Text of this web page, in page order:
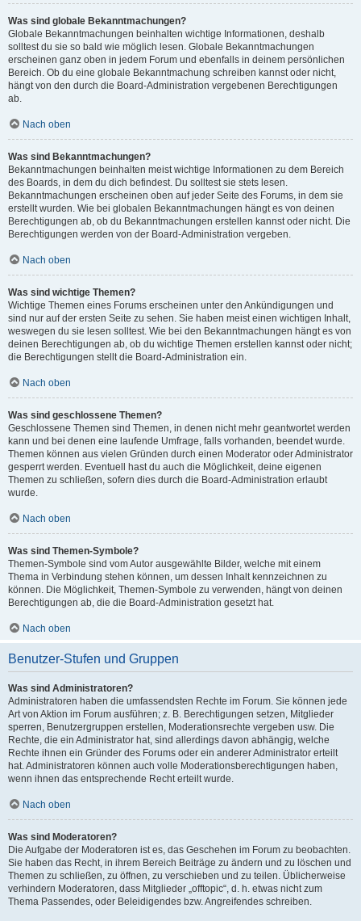
Was sind globale Bekanntmachungen?
Globale Bekanntmachungen beinhalten wichtige Informationen, deshalb
solltest du sie so bald wie möglich lesen. Globale Bekanntmachungen
erscheinen ganz oben in jedem Forum und ebenfalls in deinem persönlichen
Bereich. Ob du eine globale Bekanntmachung schreiben kannst oder nicht,
hängt von den durch die Board-Administration vergebenen Berechtigungen
ab.
Nach oben
Was sind Bekanntmachungen?
Bekanntmachungen beinhalten meist wichtige Informationen zu dem Bereich
des Boards, in dem du dich befindest. Du solltest sie stets lesen.
Bekanntmachungen erscheinen oben auf jeder Seite des Forums, in dem sie
erstellt wurden. Wie bei globalen Bekanntmachungen hängt es von deinen
Berechtigungen ab, ob du Bekanntmachungen erstellen kannst oder nicht. Die
Berechtigungen werden von der Board-Administration vergeben.
Nach oben
Was sind wichtige Themen?
Wichtige Themen eines Forums erscheinen unter den Ankündigungen und
sind nur auf der ersten Seite zu sehen. Sie haben meist einen wichtigen Inhalt,
weswegen du sie lesen solltest. Wie bei den Bekanntmachungen hängt es von
deinen Berechtigungen ab, ob du wichtige Themen erstellen kannst oder nicht;
die Berechtigungen stellt die Board-Administration ein.
Nach oben
Was sind geschlossene Themen?
Geschlossene Themen sind Themen, in denen nicht mehr geantwortet werden
kann und bei denen eine laufende Umfrage, falls vorhanden, beendet wurde.
Themen können aus vielen Gründen durch einen Moderator oder Administrator
gesperrt werden. Eventuell hast du auch die Möglichkeit, deine eigenen
Themen zu schließen, sofern dies durch die Board-Administration erlaubt
wurde.
Nach oben
Was sind Themen-Symbole?
Themen-Symbole sind vom Autor ausgewählte Bilder, welche mit einem
Thema in Verbindung stehen können, um dessen Inhalt kennzeichnen zu
können. Die Möglichkeit, Themen-Symbole zu verwenden, hängt von deinen
Berechtigungen ab, die die Board-Administration gesetzt hat.
Nach oben
Benutzer-Stufen und Gruppen
Was sind Administratoren?
Administratoren haben die umfassendsten Rechte im Forum. Sie können jede
Art von Aktion im Forum ausführen; z. B. Berechtigungen setzen, Mitglieder
sperren, Benutzergruppen erstellen, Moderationsrechte vergeben usw. Die
Rechte, die ein Administrator hat, sind allerdings davon abhängig, welche
Rechte ihnen ein Gründer des Forums oder ein anderer Administrator erteilt
hat. Administratoren können auch volle Moderationsberechtigungen haben,
wenn ihnen das entsprechende Recht erteilt wurde.
Nach oben
Was sind Moderatoren?
Die Aufgabe der Moderatoren ist es, das Geschehen im Forum zu beobachten.
Sie haben das Recht, in ihrem Bereich Beiträge zu ändern und zu löschen und
Themen zu schließen, zu öffnen, zu verschieben und zu teilen. Üblicherweise
verhindern Moderatoren, dass Mitglieder „offtopic“, d. h. etwas nicht zum
Thema Passendes, oder Beleidigendes bzw. Angreifendes schreiben.